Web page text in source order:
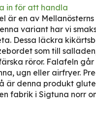
in för att handla
är en av
variant har vi
Dessa läckra
som till
röror. Falafeln
ugn eller airfryer.
är denna produkt
fabrik i Sigtuna norr